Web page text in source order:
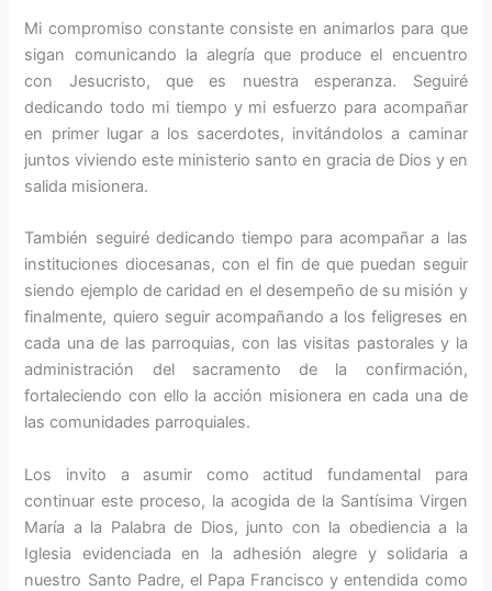
Mi compromiso constante consis­te en animarlos para que
sigan co­municando la alegría que produce el encuentro
con Jesucristo, que es nuestra esperanza. Seguiré
dedican­do todo mi tiempo y mi esfuerzo para acompañar
en primer lugar a los sacerdotes, invitándolos a cami­nar
juntos viviendo este ministerio santo en gracia de Dios y en
salida mi­sionera.
También seguiré de­dicando tiempo para acompañar a las
ins­tituciones diocesa­nas, con el fin de que puedan seguir
siendo ejemplo de caridad en el desempeño de su misión y
finalmente, quiero seguir acom­pañando a los feligreses en
cada una de las parroquias, con las visi­tas pastorales y la
administración del sacramento de la confirmación,
fortaleciendo con ello la acción mi­sionera en cada una de
las comuni­dades parroquiales.
Los invito a asumir como actitud fundamental para
continuar este proceso, la acogida de la Santísima Virgen
María a la Palabra de Dios, junto con la obediencia a la
Iglesia evidenciada en la adhesión alegre y solidaria a
nuestro Santo Padre, el Papa Francisco y entendida como